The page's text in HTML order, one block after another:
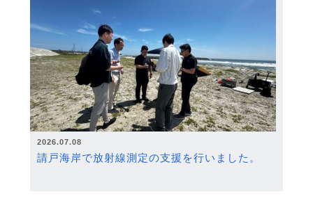
2026.07.08
請戸海岸で放射線測定の支援を行いました。